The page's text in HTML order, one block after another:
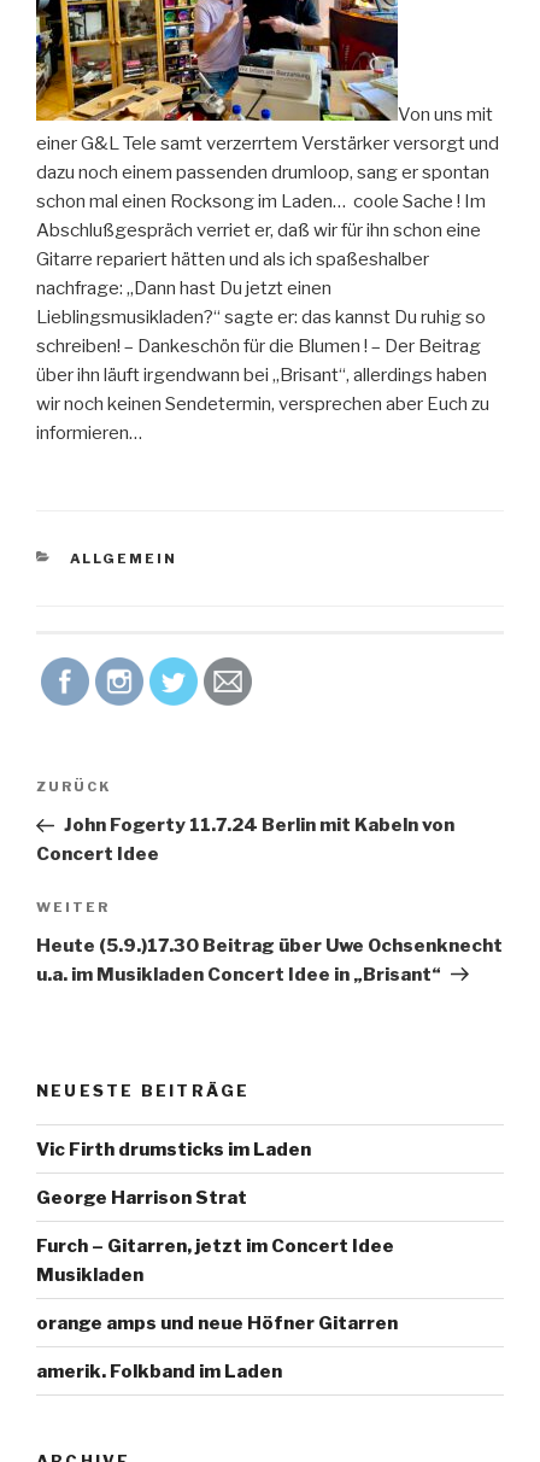
Von uns mit
einer G&L Tele samt verzerrtem Verstärker versorgt und
dazu noch einem passenden drumloop, sang er spontan
schon mal einen Rocksong im Laden… coole Sache ! Im
Abschlußgespräch verriet er, daß wir für ihn schon eine
Gitarre repariert hätten und als ich spaßeshalber
nachfrage: „Dann hast Du jetzt einen
Lieblingsmusikladen?“ sagte er: das kannst Du ruhig so
schreiben! – Dankeschön für die Blumen ! – Der Beitrag
über ihn läuft irgendwann bei „Brisant“, allerdings haben
wir noch keinen Sendetermin, versprechen aber Euch zu
informieren…
KATEGORIEN
ALLGEMEIN
Beitrags-
Vorheriger
Beitrag
ZURÜCK
John Fogerty 11.7.24 Berlin mit Kabeln von
Concert Idee
Nächster
Beitrag
WEITER
Heute (5.9.)17.30 Beitrag über Uwe Ochsenknecht
u.a. im Musikladen Concert Idee in „Brisant“
NEUESTE BEITRÄGE
Vic Firth drumsticks im Laden
George Harrison Strat
Furch – Gitarren, jetzt im Concert Idee
Musikladen
orange amps und neue Höfner Gitarren
amerik. Folkband im Laden